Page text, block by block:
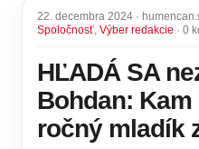
22. decembra 2024 ·
Spoločnosť, Výber redakcie · 0
HĽADÁ SA
Bohdan: Kam
ročný mladík